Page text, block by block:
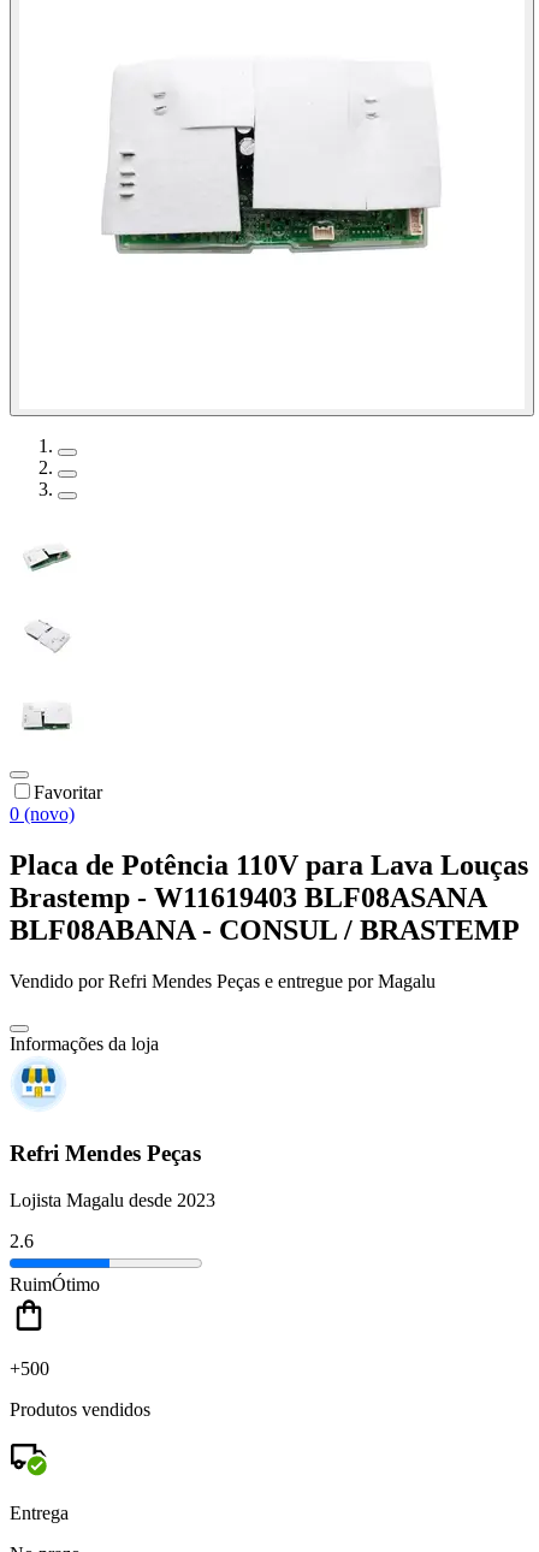
Favoritar
0 (novo)
Placa de Potência 110V para Lava Louças
Brastemp - W11619403 BLF08ASANA
BLF08ABANA - CONSUL / BRASTEMP
Vendido porRefri Mendes Peças e entregue por Magalu
Informações da loja
Refri Mendes Peças
Lojista Magalu desde 2023
2.6
RuimÓtimo
+500
Produtos vendidos
Entrega